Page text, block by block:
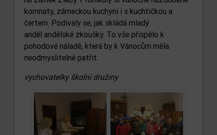
komnaty, zámeckou kuchyni i s kuchtičkou a
čertem. Podívaly se, jak skládá mladý
anděl andělské zkoušky. To vše přispělo k
pohodové náladě, která by k Vánocům měla
neodmyslitelně patřit.
vychovatelky školní družiny